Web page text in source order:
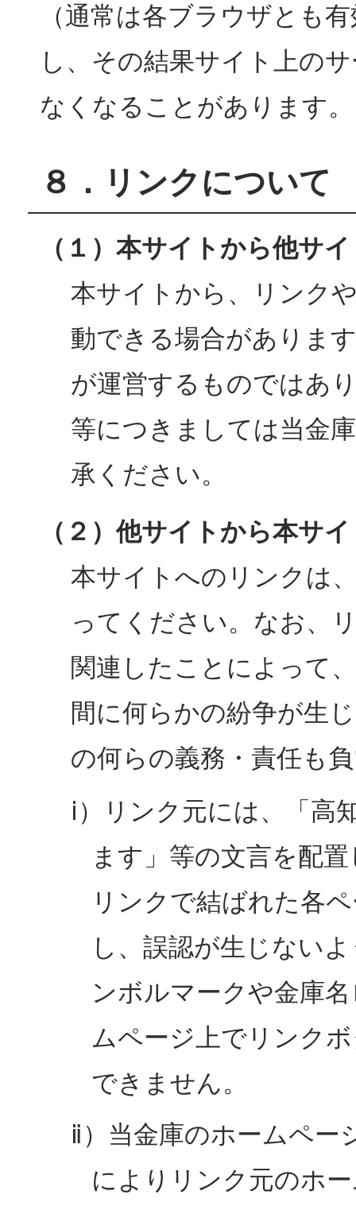
（通常は各ブラウザとも
し、その結果サイト上の
なくなることがあります。
８．リンクについて
（１）本サイトから他サ
本サイトから、リンク
動できる場合がありま
が運営するものではあ
等につきましては当金
承ください。
（２）他サイトから本サ
本サイトへのリンクは
ってください。なお、
関連したことによって
間に何らかの紛争が生
の何らの義務・責任も
ⅰ）リンク元には、「高
ます」等の文言を配
リンクで結ばれた各
し、誤認が生じない
ンボルマークや金庫
ムページ上でリンク
できません。
ⅱ）当金庫のホームペー
によりリンク元のホ